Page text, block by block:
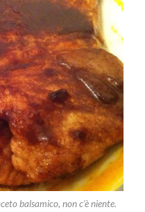
balsamico, non c’è niente.